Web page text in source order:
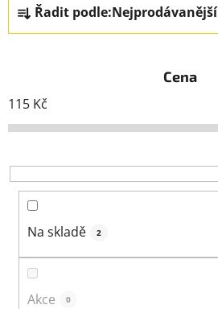
a
z
í
p
o
d
Řadit podle:Nejprodávanější
Cena
115 Kč
Na skladě 2
Akce 0